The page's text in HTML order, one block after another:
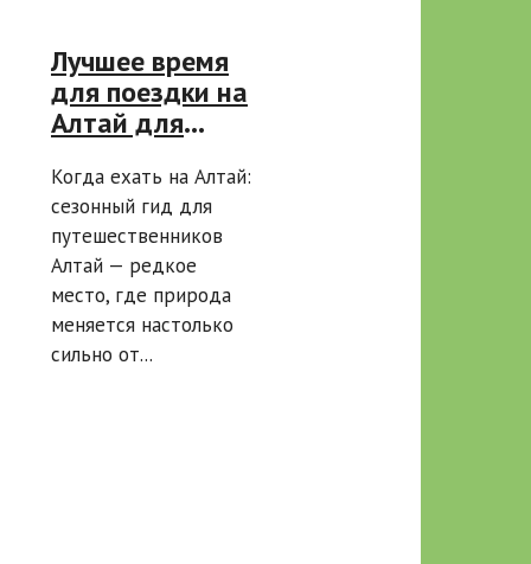
Лучшее время
для поездки на
Алтай для
Когда ехать на Алтай:
сезонный гид для
путешественников
Алтай — редкое
место, где природа
меняется настолько
сильно от...